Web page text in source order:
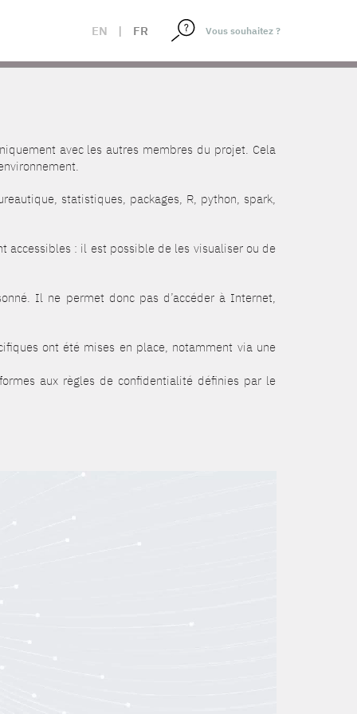
EN | FR
avec les autres membres du projet. Cela
statistiques, packages, R, python, spark,
accessibles : il est possible de les visualiser ou de
Il ne permet donc pas d’accéder à Internet,
ont été mises en place, notamment via une
aux règles de confidentialité définies par le